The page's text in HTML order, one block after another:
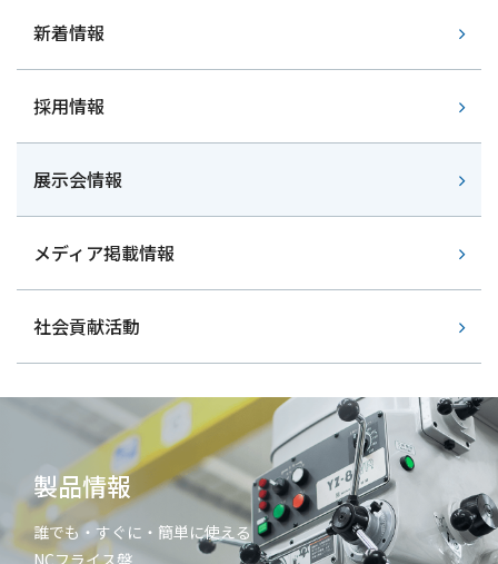
新着情報
採用情報
展示会情報
メディア掲載情報
社会貢献活動
製品情報
誰でも・すぐに・簡単に使える
NCフライス盤